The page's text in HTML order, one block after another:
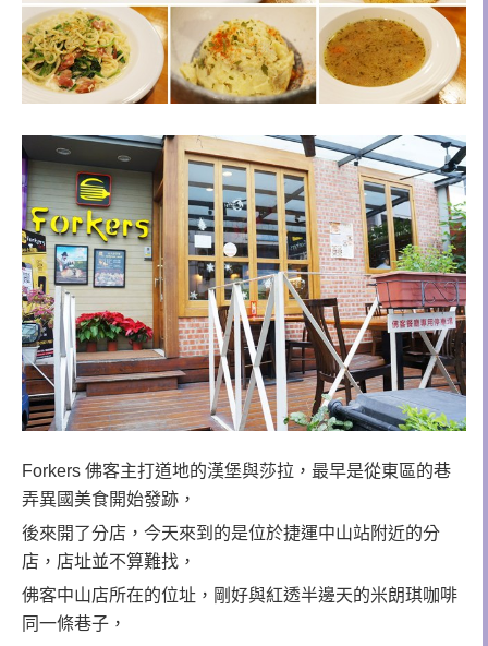
Forkers 佛客主打道地的漢堡與莎拉，最早是從東區的巷
弄異國美食開始發跡，
後來開了分店，今天來到的是位於捷運中山站附近的分
店，店址並不算難找，
佛客中山店所在的位址，剛好與紅透半邊天的米朗琪咖啡
同一條巷子，